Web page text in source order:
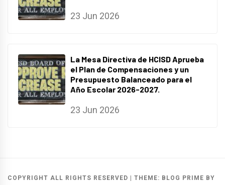
23 Jun 2026
La Mesa Directiva de HCISD Aprueba
el Plan de Compensaciones y un
Presupuesto Balanceado para el
Año Escolar 2026-2027.
23 Jun 2026
COPYRIGHT ALL RIGHTS RESERVED THEME: BLOG PRIME BY